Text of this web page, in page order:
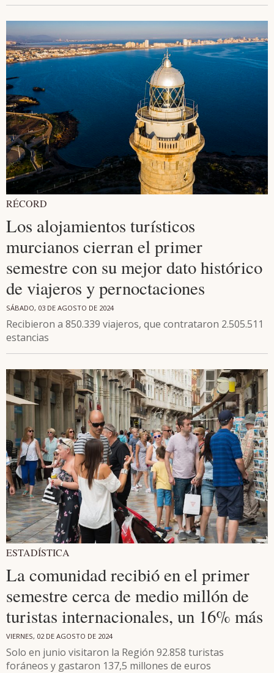
RÉCORD
Los alojamientos turísticos
murcianos cierran el primer
semestre con su mejor dato histórico
de viajeros y pernoctaciones
SÁBADO, 03 DE AGOSTO DE 2024
Recibieron a 850.339 viajeros, que contrataron 2.505.511
estancias
ESTADÍSTICA
La comunidad recibió en el primer
semestre cerca de medio millón de
turistas internacionales, un 16% más
VIERNES, 02 DE AGOSTO DE 2024
Solo en junio visitaron la Región 92.858 turistas
foráneos y gastaron 137,5 millones de euros